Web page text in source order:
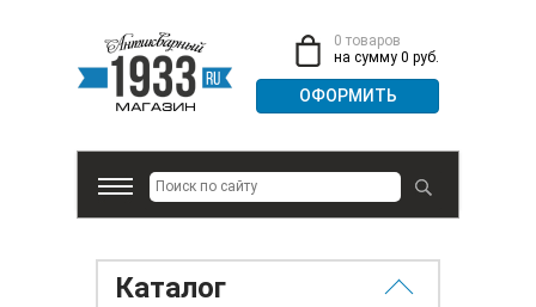
0 товаров
на сумму 0 руб.
Каталог